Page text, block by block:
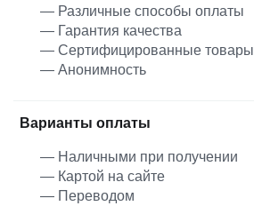
— Различные способы оплаты
— Гарантия качества
— Сертифицированные товары
— Анонимность
Варианты оплаты
— Наличными при получении
— Картой на сайте
— Переводом